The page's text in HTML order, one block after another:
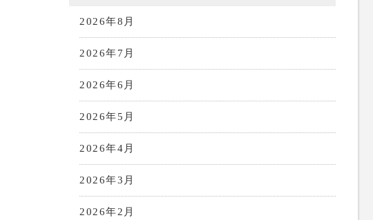
2026年8月
2026年7月
2026年6月
2026年5月
2026年4月
2026年3月
2026年2月